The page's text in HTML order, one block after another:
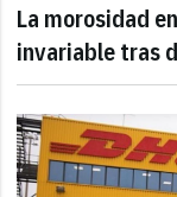
La morosidad
invariable tras